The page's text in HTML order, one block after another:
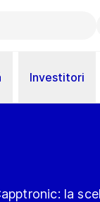
Investitori
la